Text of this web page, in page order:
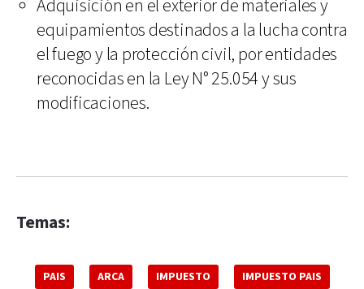
Adquisición en el exterior de materiales y
equipamientos destinados a la lucha contra
el fuego y la protección civil, por entidades
reconocidas en la Ley N° 25.054 y sus
modificaciones.
Temas:
PAIS ARCA IMPUESTO IMPUESTO PAIS